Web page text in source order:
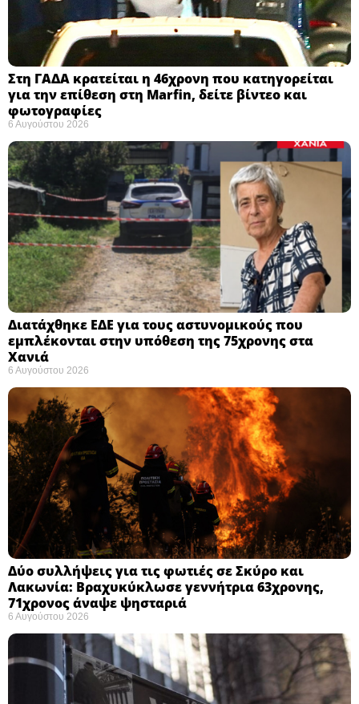
Στη ΓΑΔΑ κρατείται η 46χρονη που κατηγορείται
για την επίθεση στη Marfin, δείτε βίντεο και
φωτογραφίες
6 Αυγούστου 2026
Διατάχθηκε ΕΔΕ για τους αστυνομικούς που
εμπλέκονται στην υπόθεση της 75χρονης στα
Χανιά
6 Αυγούστου 2026
Δύο συλλήψεις για τις φωτιές σε Σκύρο και
Λακωνία: Βραχυκύκλωσε γεννήτρια 63χρονης,
71χρονος άναψε ψησταριά
6 Αυγούστου 2026